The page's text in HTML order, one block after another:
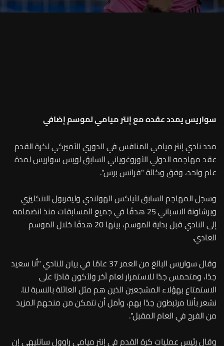
سواريس يمدد عقده مع إنتر ميامي لموسم إضافي
مدد نادي إنتر ميامي المنافس في الدوري الأميركي لكرة القدم
عقد مهاجمه الدولي الأوروغوياني السابق لويس سواريس لمدة
عام واحد، وفق وكالة "فرانس برس".
وسجل المهاجم السابق لأياكس الهولندي وليفربول الانكليزي
وبرشلونة الاسباني 25 هدفًا في جميع المسابقات منذ انضمامه
إلى النادي قبل بداية الموسم، بينها 20 هدفًا خلال الموسم
العادي.
وقال سواريس البالغ من العمر 37 عامًا في بيان للنادي "أنا سعيد
جدًا، ومتحمس جدًا للاستمرار لعام آخر ولأكون قادرًا على
الاستمتاع بهؤلاء المشجعين الذين هم مثل العائلة بالنسبة لنا.
نشعر بأننا مرتبطون جدًا بهم، وآمل أن نتمكن من منحهم المزيد
من الفرح في العام المقبل".
وقال رئيس عمليات كرة القدم في إنتر ميامي راوول سانليهي إن